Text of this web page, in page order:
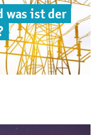
was ist der